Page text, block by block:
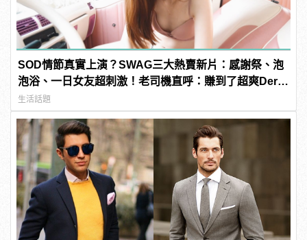
SOD情節真實上演？SWAG三大熱賣新片：感謝祭、泡
泡浴、一日女友超刺激！老司機直呼：賺到了超爽Der～
| manfashion這樣變型男
生活話題